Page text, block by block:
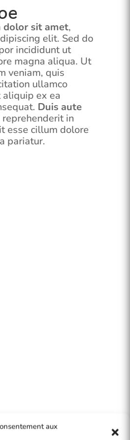
aux
dolor sit amet,
elit. Sed do
incididunt ut
magna aliqua. Ut
veniam, quis
ullamco
ex ea
Duis aute
reprehenderit in
esse cillum dolore
pariatur.